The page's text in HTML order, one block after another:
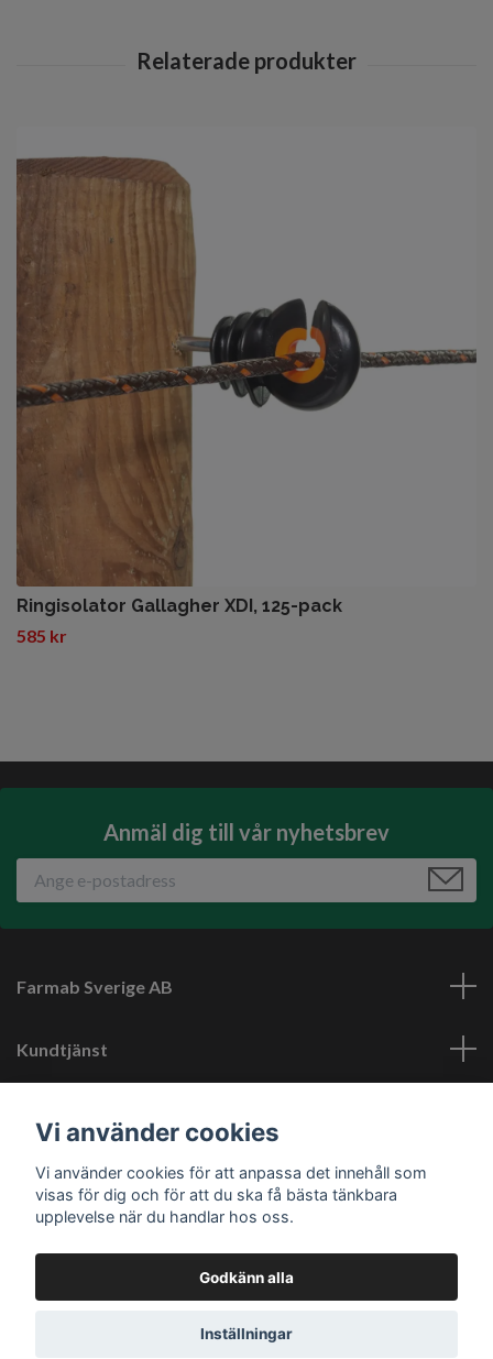
Ringisolator Gallagher XDI, 125-pack
585 kr
Anmäl dig till vår nyhetsbrev
Farmab Sverige AB
Kundtjänst
Sociala medier
© 2026 Farmab.se
Vi använder cookies
Vi använder cookies för att anpassa det innehåll som
visas för dig och för att du ska få bästa tänkbara
upplevelse när du handlar hos oss.
Godkänn alla
Inställningar